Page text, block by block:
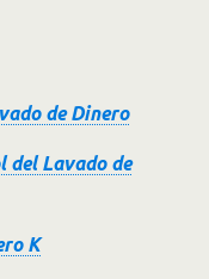
de Dinero
Lavado de
K